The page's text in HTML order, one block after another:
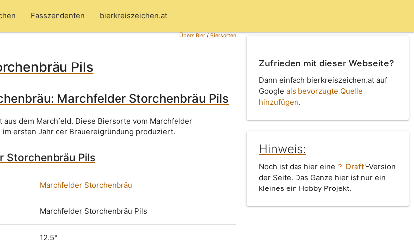
Fasszendenten bierkreiszeichen.at
Übers Bier/Biersorten
Pils
Marchfelder Storchenbräu Pils
aus dem Marchfeld. Diese Biersorte vom Marchfelder
ersten Jahr der Brauereigründung produziert.
Storchenbräu Pils
Marchfelder Storchenbräu
Marchfelder Storchenbräu Pils
12.5°
Zufrieden mit dieser Webseite?
Dann einfach bierkreiszeichen.at auf
Googleals bevorzugte Quelle
hinzufügen.
Hinweis:
Noch ist das hier eine ' Draft'-Version
der Seite. Das Ganze hier ist nur ein
kleines ein Hobby Projekt.